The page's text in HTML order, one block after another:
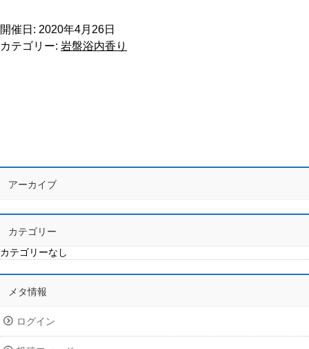
開催日: 2020年4月26日
カテゴリー: 岩盤浴内香り
アーカイブ
カテゴリー
カテゴリーなし
メタ情報
ログイン